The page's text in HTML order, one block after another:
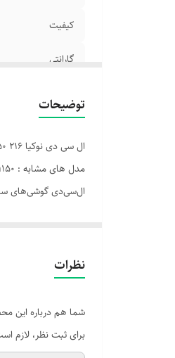
کیفیت
گارانتی
توضیحات
ال سی دی نوکیا 216 150
مدل های مشابه : n215 / n216 / n150
ال‌سی‌دی گوشی‌های
📱 انواع ال‌سی‌دی در
نوع نمایشگر
🔧 ویژگی‌های فنی
نظرات
شما هم درباره این
برای ثبت نظر، لازم